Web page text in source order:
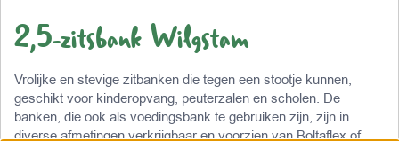
2,5-zitsbank Wilgstam
Vrolijke en stevige zitbanken die tegen een stootje kunnen,
geschikt voor kinderopvang, peuterzalen en scholen. De
banken, die ook als voedingsbank te gebruiken zijn, zijn in
diverse afmetingen verkrijgbaar en voorzien van Boltaflex of